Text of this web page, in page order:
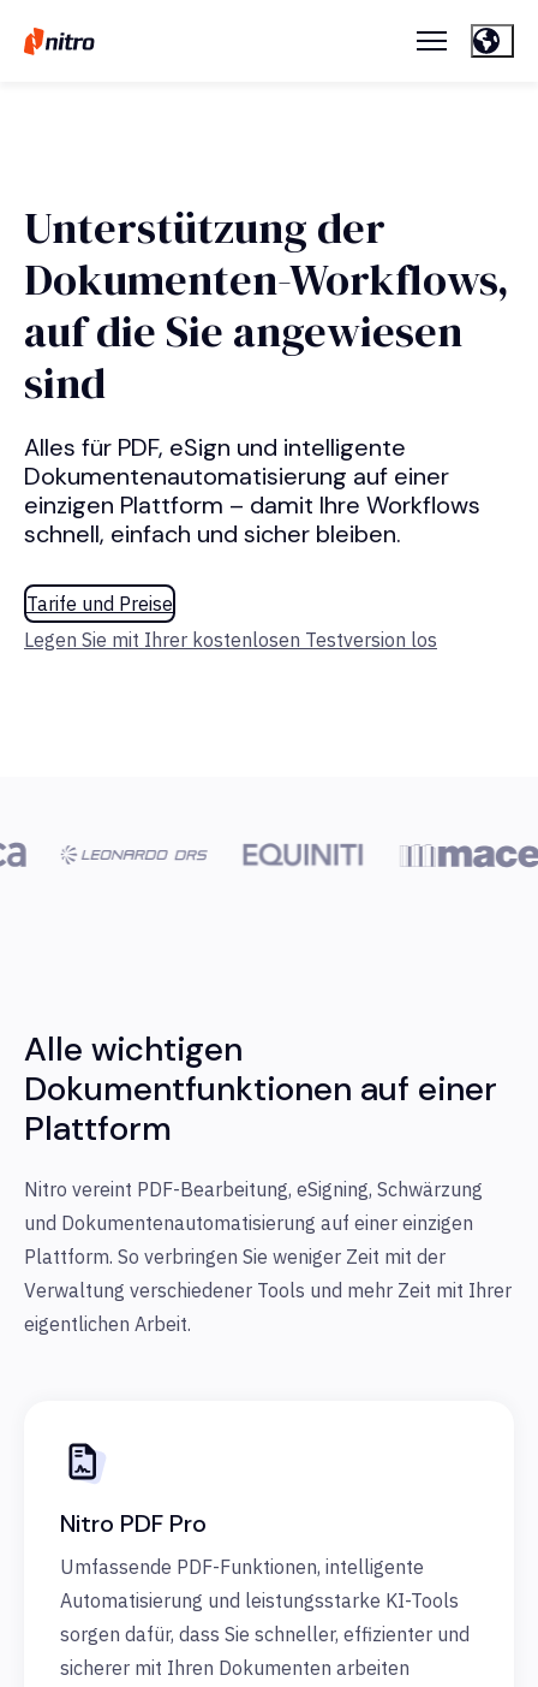
Unterstützung der
Dokumenten-Workflows,
auf die Sie angewiesen
sind
Alles für PDF, eSign und intelligente
Dokumentenautomatisierung auf einer
einzigen Plattform – damit Ihre Workflows
schnell, einfach und sicher bleiben.
Tarife und Preise
Legen Sie mit Ihrer kostenlosen Testversion los
Alle wichtigen
Dokumentfunktionen auf einer
Plattform
Nitro vereint PDF-Bearbeitung, eSigning, Schwärzung
und Dokumentenautomatisierung auf einer einzigen
Plattform. So verbringen Sie weniger Zeit mit der
Verwaltung verschiedener Tools und mehr Zeit mit Ihrer
eigentlichen Arbeit.
Nitro PDF Pro
Umfassende PDF-Funktionen, intelligente
Automatisierung und leistungsstarke KI-Tools
sorgen dafür, dass Sie schneller, effizienter und
sicherer mit Ihren Dokumenten arbeiten